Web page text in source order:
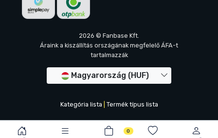
0
2026 © Fanbase Kft.
Áraink a kiszállítás országának megfelelő ÁFA-t
tartalmazzák
Magyarország (HUF)
Kategória lista Termék típus lista